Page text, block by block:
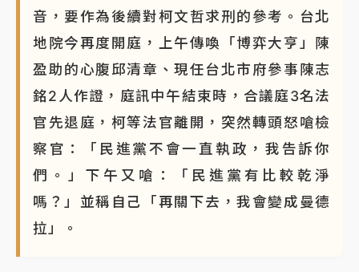
音，要作為後續對柯文哲求刑的參考。台北
地院今再度開庭，上午傳喚「博弈大亨」陳
盈助的心腹邱清章、現任台北市府參事陳志
銘2人作證，庭訊中午結束時，合議庭3名法
官先退庭，柯等法官離開，突然轉頭怒嗆檢
察官：「民進黨不會一直執政，我告訴你
們。」下午又嗆：「民進黨有比較乾淨
嗎？」並稱自己「再關下去，我會變成曼德
拉」。